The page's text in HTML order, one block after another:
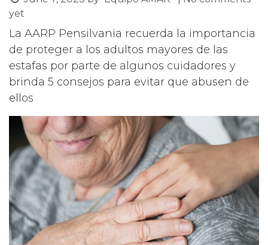
yet
La AARP Pensilvania recuerda la importancia
de proteger a los adultos mayores de las
estafas por parte de algunos cuidadores y
brinda 5 consejos para evitar que abusen de
ellos